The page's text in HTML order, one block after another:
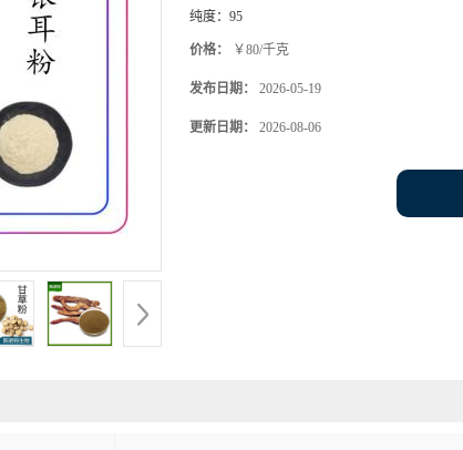
纯度： 95
价格： ￥80/千克
发布日期： 2026-05-19
更新日期： 2026-08-06